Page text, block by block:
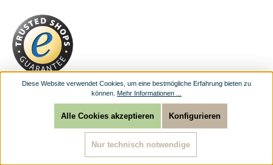
Diese Website verwendet Cookies, um eine bestmögliche Erfahrung bieten zu
können. Mehr Informationen ...
Nur technisch notwendige
Konfigurieren
Alle Cookies akzeptieren